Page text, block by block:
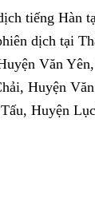
tiếng Hàn
dịch tại
Văn
Huyện
Huyện